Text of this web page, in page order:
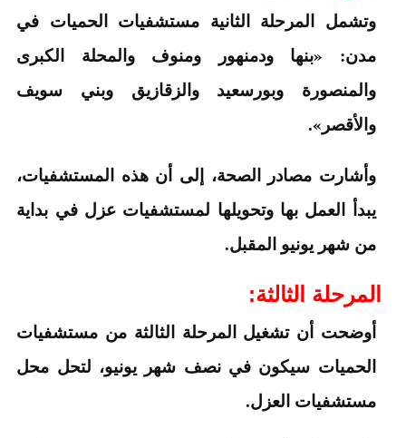
وتشمل المرحلة الثانية مستشفيات الحميات في
مدن: «بنها ودمنهور ومنوف والمحلة الكبرى
والمنصورة وبورسعيد والزقازيق وبني سويف
والأقصر».
وأشارت مصادر الصحة، إلى أن هذه المستشفيات،
يبدأ العمل بها وتحويلها لمستشفيات عزل في بداية
من شهر يونيو المقبل.
المرحلة الثالثة:
أوضحت أن تشغيل المرحلة الثالثة من مستشفيات
الحميات سيكون في نصف شهر يونيو، لتحل محل
مستشفيات العزل.